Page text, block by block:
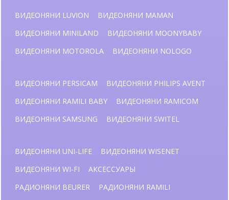
ВИДЕОНЯНИ LUVION
ВИДЕОНЯНИ MAMAN
ВИДЕОНЯНИ MINILAND
ВИДЕОНЯНИ MOONYBABY
ВИДЕОНЯНИ MOTOROLA
ВИДЕОНЯНИ NOLOGO
ВИДЕОНЯНИ PERSICAM
ВИДЕОНЯНИ PHILIPS AVENT
ВИДЕОНЯНИ RAMILI BABY
ВИДЕОНЯНИ RAMICOM
ВИДЕОНЯНИ SAMSUNG
ВИДЕОНЯНИ SWITEL
ВИДЕОНЯНИ UNI-LIFE
ВИДЕОНЯНИ WISENET
ВИДЕОНЯНИ WI-FI
АКСЕССУАРЫ
РАДИОНЯНИ BEURER
РАДИОНЯНИ RAMILI